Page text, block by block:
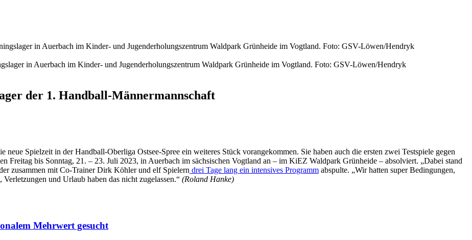
in Auerbach im Kinder- und Jugenderholungszentrum Waldpark Grünheide im Vogtland. Foto: GSV-Löwen/Hendryk
der 1. Handball-Männermannschaft
Spielzeit in der Handball-Oberliga Ostsee-Spree ein weiteres Stück vorangekommen. Sie haben auch die ersten zwei Testspiele gegen
Freitag bis Sonntag, 21. – 23. Juli 2023, in Auerbach im sächsischen Vogtland an – im KiEZ Waldpark Grünheide – absolviert. „Dabei stand
zusammen mit Co-Trainer Dirk Köhler und elf Spielern drei Tage lang ein intensives Programm abspulte. „Wir hatten super Bedingungen,
und Urlaub haben das nicht zugelassen.“ (Roland Hanke)
Mehrwert gesucht